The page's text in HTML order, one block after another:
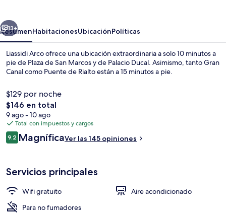
Escritorio, wifi gratis y ropa de cama
Siguiente
13+
ResumenHabitacionesUbicaciónPolíticas
Liassidi Arco ofrece una ubicación extraordinaria a solo 10 minutos a
pie de Plaza de San Marcos y de Palacio Ducal. Asimismo, tanto Gran
Canal como Puente de Rialto están a 15 minutos a pie.
$129 por noche
El
precio
total
es
de
$146 en total
9 ago - 10 ago
Total con impuestos y cargos
Opiniones
9.29.2 de 10,
MagníficaVer las 145 opiniones
Servicios principales
Wifi gratuito
Aire acondicionado
Para no fumadores